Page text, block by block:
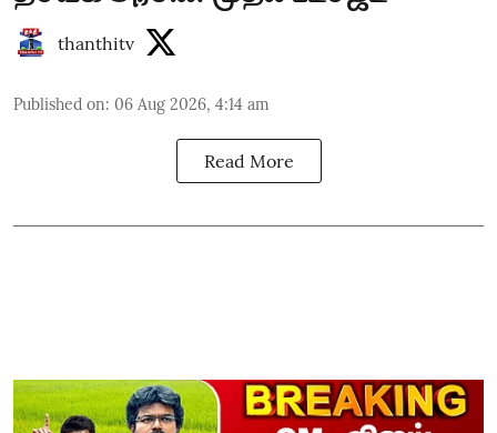
thanthitv
Published on: 06 Aug 2026, 4:14 am
Read More